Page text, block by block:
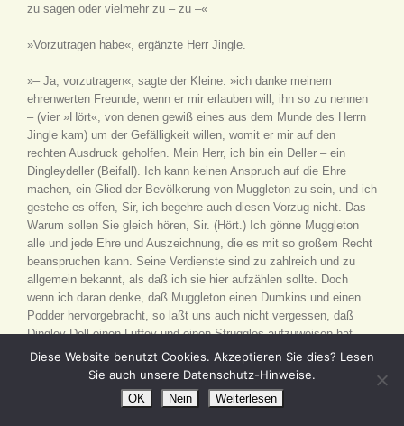
zu sagen oder vielmehr zu – zu –«
»Vorzutragen habe«, ergänzte Herr Jingle.
»– Ja, vorzutragen«, sagte der Kleine: »ich danke meinem
ehrenwerten Freunde, wenn er mir erlauben will, ihn so zu nennen
– (vier »Hört«, von denen gewiß eines aus dem Munde des Herrn
Jingle kam) um der Gefälligkeit willen, womit er mir auf den
rechten Ausdruck geholfen. Mein Herr, ich bin ein Deller – ein
Dingleydeller (Beifall). Ich kann keinen Anspruch auf die Ehre
machen, ein Glied der Bevölkerung von Muggleton zu sein, und ich
gestehe es offen, Sir, ich begehre auch diesen Vorzug nicht. Das
Warum sollen Sie gleich hören, Sir. (Hört.) Ich gönne Muggleton
alle und jede Ehre und Auszeichnung, die es mit so großem Recht
beanspruchen kann. Seine Verdienste sind zu zahlreich und zu
allgemein bekannt, als daß ich sie hier aufzählen sollte. Doch
wenn ich daran denke, daß Muggleton einen Dumkins und einen
Podder hervorgebracht, so laßt uns auch nicht vergessen, daß
Dingley Dell einen Luffey und einen Struggles aufzuweisen hat.
(Lärmender Beifall.) Glaubt ja nicht, ich wolle die Verdienste der
erstgenannten Herren herabsetzen. Nein, Sir; ich beneide Sie um
Ihre seligen Gefühle bei dieser Gelegenheit (Beifall). Jeder von
diesen Herren ist wahrscheinlich mit der Antwort jenes Mannes
Diese Website benutzt Cookies. Akzeptieren Sie dies? Lesen
Sie auch unsere Datenschutz-Hinweise.
OK Nein Weiterlesen